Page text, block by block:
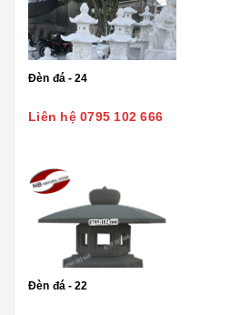
Đèn đá - 24
Liên hệ 0795 102 666
Đèn đá - 22